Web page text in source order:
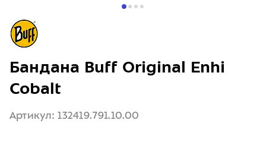
Бандана Buff Original Enhi
Cobalt
Артикул: 132419.791.10.00